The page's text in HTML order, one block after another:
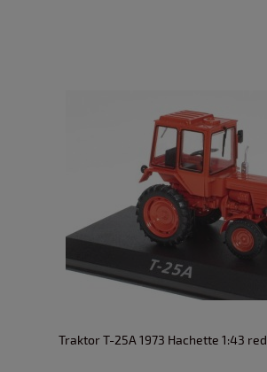
Traktor T-25A 1973 Hachette 1:43 red